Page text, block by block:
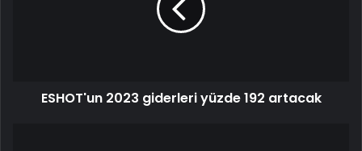
ESHOT'un 2023 giderleri yüzde 192 artacak